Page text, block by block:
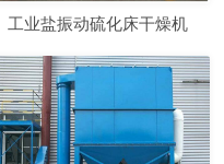
工业盐振动硫化床干燥机